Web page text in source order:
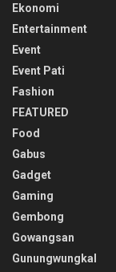
Ekonomi
Entertainment
Event
Event Pati
Fashion
FEATURED
Food
Gabus
Gadget
Gaming
Gembong
Gowangsan
Gunungwungkal